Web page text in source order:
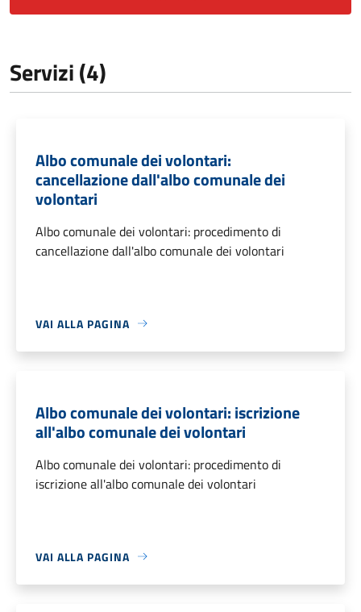
Servizi (4)
Albo comunale dei volontari:
cancellazione dall'albo comunale dei
volontari
Albo comunale dei volontari: procedimento di
cancellazione dall'albo comunale dei volontari
VAI ALLA PAGINA
Albo comunale dei volontari: iscrizione
all'albo comunale dei volontari
Albo comunale dei volontari: procedimento di
iscrizione all'albo comunale dei volontari
VAI ALLA PAGINA